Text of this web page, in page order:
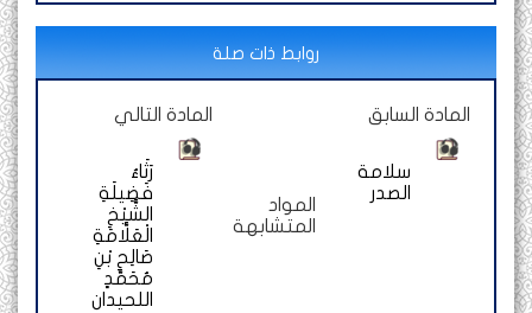
روابط ذات صلة
المادة السابق
سلامة
الصدر
المواد
المتشابهة
المادة التالي
رَثَاءُ
فَضِيلَةِ
الشَّيْخِ
الْعَلَّامَةِ
صَالِحِ بْنِ
مُحَمَّدٍ
اللحيدان